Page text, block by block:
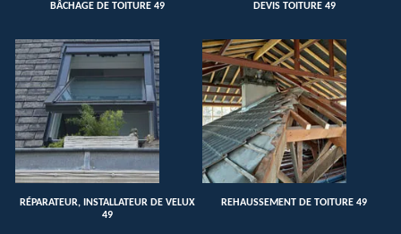
BÂCHAGE DE TOITURE 49 DEVIS TOITURE 49
RÉPARATEUR, INSTALLATEUR DE VELUX
49
REHAUSSEMENT DE TOITURE 49